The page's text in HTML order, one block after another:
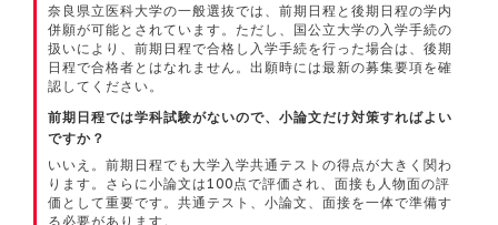
奈良県立医科大学の一般選抜では、前期日程と後期日程の学内
併願が可能とされています。ただし、国公立大学の入学手続の
扱いにより、前期日程で合格し入学手続を行った場合は、後期
日程で合格者とはなれません。出願時には最新の募集要項を確
認してください。
前期日程では学科試験がないので、小論文だけ対策すればよい
ですか？
いいえ。前期日程でも大学入学共通テストの得点が大きく関わ
ります。さらに小論文は100点で評価され、面接も人物面の評
価として重要です。共通テスト、小論文、面接を一体で準備す
る必要があります。